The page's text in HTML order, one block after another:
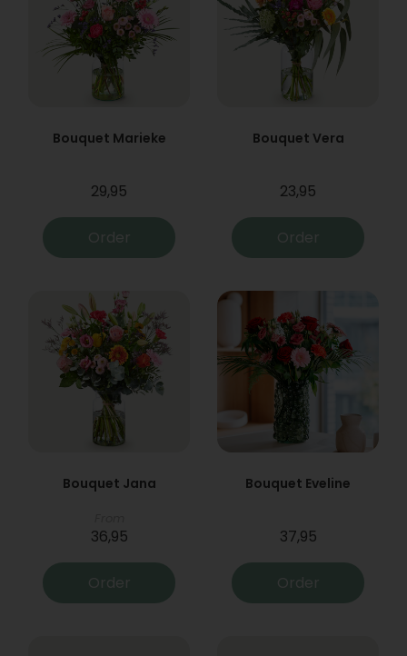
Bouquet Marieke
29,95
Order
Bouquet Vera
23,95
Order
Bouquet Jana
36,95
Order
Bouquet Eveline
37,95
Order